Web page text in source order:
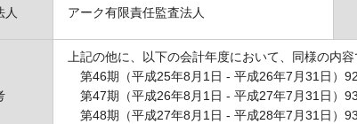
人 アーク有限責任監査法人
上記の他に、以下の会計年度において、同様の内
第46期（平成25年8月1日 ‐ 平成26年7月31日）
第47期（平成26年8月1日 ‐ 平成27年7月31日）
第48期（平成27年8月1日 ‐ 平成28年7月31日）